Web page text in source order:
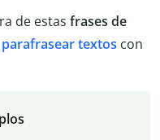
de estas frases de
parafrasear textos con